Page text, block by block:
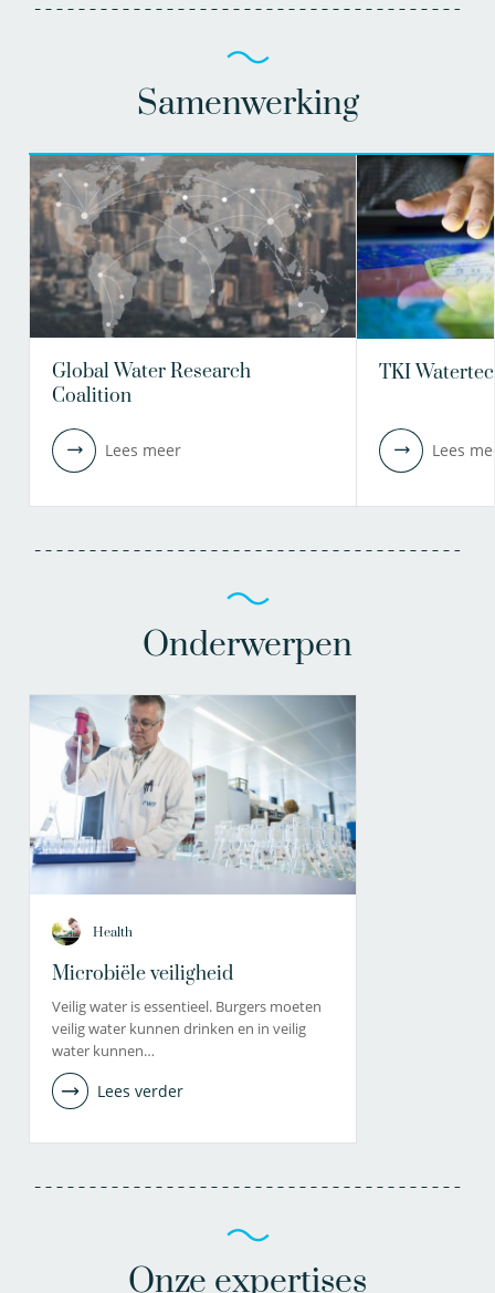
Samenwerking
Global Water Research
Coalition
Lees meer
TKI
Lees
Onderwerpen
Health
Microbiële veiligheid
Veilig water is essentieel. Burgers moeten
veilig water kunnen drinken en in veilig
water kunnen…
Lees verder
Onze expertises